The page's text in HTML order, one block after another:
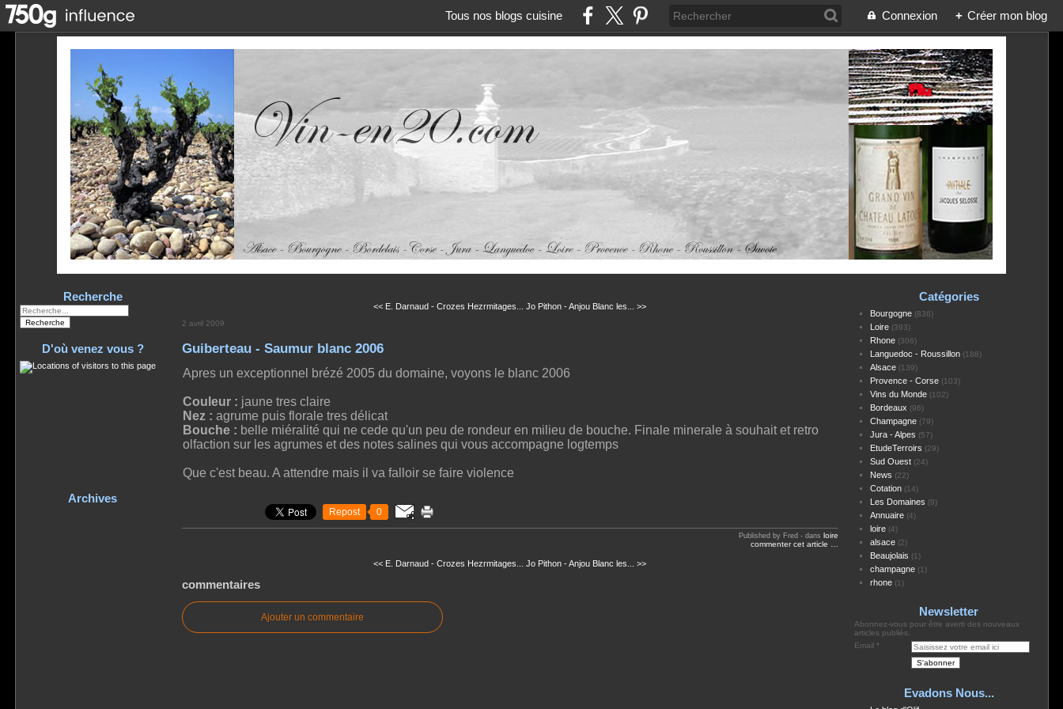
Tous nos blogs cuisine Connexion + Créer mon blog
Recherche
D'où venez vous ?
Archives
<< E. Darnaud - Crozes Hezrmitages... Jo Pithon - Anjou Blanc les... >>
2 avril 2009
Guiberteau - Saumur blanc 2006
Apres un exceptionnel brézé 2005 du domaine, voyons le blanc 2006
Couleur : jaune tres claire
Nez : agrume puis florale tres délicat
Bouche : belle miéralité qui ne cede qu'un peu de rondeur en milieu de bouche. Finale minerale à souhait et retro
olfaction sur les agrumes et des notes salines qui vous accompagne logtemps
Que c'est beau. A attendre mais il va falloir se faire violence
Repost 0
Published by Fred -dans loire
commenter cet article
<< E. Darnaud - Crozes Hezrmitages... Jo Pithon - Anjou Blanc les... >>
commentaires
Ajouter un commentaire
Catégories
Bourgogne(836)
Loire(393)
Rhone(306)
Languedoc - Roussillon(188)
Alsace(139)
Provence - Corse(103)
Vins du Monde(102)
Bordeaux (96)
Champagne(79)
Jura - Alpes (57)
EtudeTerroirs (29)
Sud Ouest(24)
News (22)
Cotation(14)
Les Domaines (9)
Annuaire(4)
loire(4)
alsace(2)
Beaujolais (1)
champagne(1)
rhone(1)
Newsletter
Abonnez-vous pour être averti des nouveaux
articles publiés.
Email
Evadons Nous...